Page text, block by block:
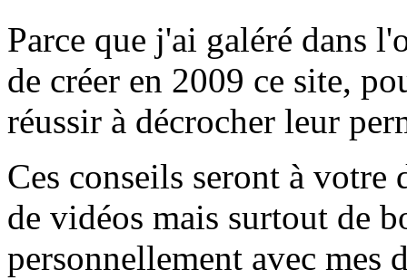
Parce que j'ai galéré dans
de créer en 2009 ce site,
réussir à décrocher leur
Ces conseils seront à
de vidéos mais surtout de
personnellement avec mes